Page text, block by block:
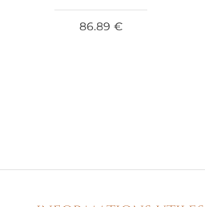
86.89 €